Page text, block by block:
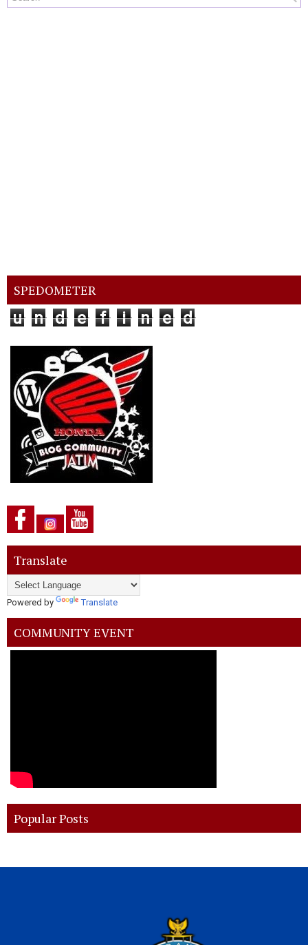
SPEDOMETER
u n d e f i n e d
Translate
Powered by Translate
COMMUNITY EVENT
Popular Posts